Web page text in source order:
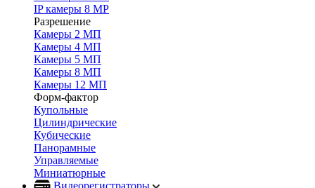
IP камеры 8 MP
Разрешение
Камеры 2 МП
Камеры 4 МП
Камеры 5 МП
Камеры 8 МП
Камеры 12 МП
Форм-фактор
Купольные
Цилиндрические
Кубические
Панорамные
Управляемые
Миниатюрные
Видеорегистраторы